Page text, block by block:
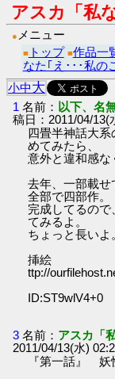
アスカ「私
● メニュー
■ トップ ■作品一
なた｢え･･･私の
小中大
1 名前： 以下、名
稿日：2011/04/13(
四畳半神話大
めてみたら、
意外と違和感な
去年、一部載せ
全部で四部作。
完成してるの
てみるよ。
ちょっと長いよ
挿絵
ttp://
ID:ST9wlV4+0
3 名前： アスカ「
2011/04/13(水)
『第一話』 妖